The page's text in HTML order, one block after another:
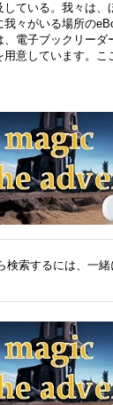
ている。我々は、
々がいる場所の
電子ブックリーダ
意しています。こ
検索するには、一緒